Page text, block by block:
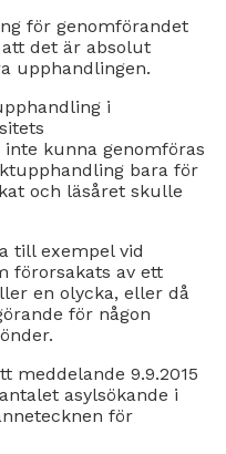
för genomförandet
det är absolut
upphandlingen.
i
kunna genomföras
bara för
och läsåret skulle
till exempel vid
förorsakats av ett
en olycka, eller då
för någon
meddelande 9.9.2015
asylsökande i
för